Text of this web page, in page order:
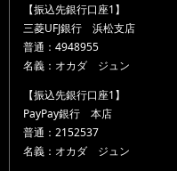
【振込先銀行口座1】
三菱UFJ銀行 浜松支店
普通：4948955
名義：オカダ ジュン
【振込先銀行口座1】
PayPay銀行 本店
普通：2152537
名義：オカダ ジュン